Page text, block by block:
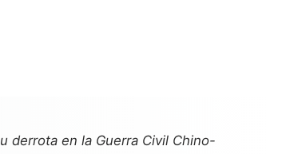
derrota en la Guerra Civil Chino-